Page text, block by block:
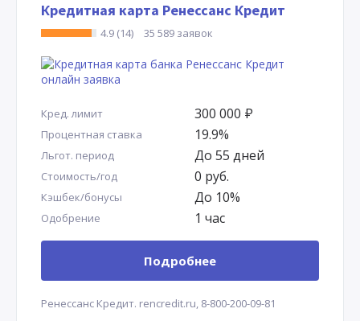
Кредитная карта Ренессанс Кредит
4.9 (14) 35 589 заявок
Кред. лимит 300 000 Р
Процентная ставка 19.9%
Льгот. период До 55 дней
Стоимость/год 0 руб.
Кэшбек/бонусы До 10%
Одобрение 1 час
Подробнее
Ренессанс Кредит. rencredit.ru, 8-800-200-09-81